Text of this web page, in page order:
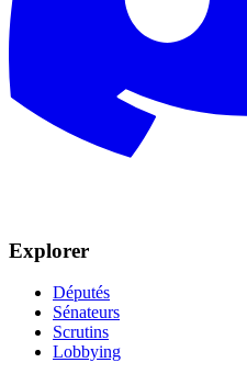
Explorer
Députés
Sénateurs
Scrutins
Lobbying